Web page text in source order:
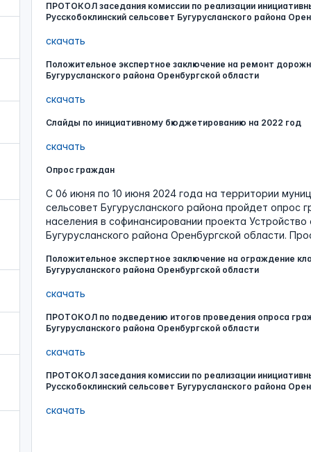
ПРОТОКОЛ заседания комиссии по реализации
Русскобоклинский сельсовет Бугурусланского района
скачать
Положительное экспертное заключение на ремонт
Бугурусланского района Оренбургской области
скачать
Слайды по инициативному бюджетированию на 2022 год
скачать
Опрос граждан
С 06 июня по 10 июня 2024 года на территории
сельсовет Бугурусланского района пройдет опрос
населения в софинансировании проекта
Бугурусланского района Оренбургской области.
Положительное экспертное заключение на ограждение
Бугурусланского района Оренбургской области
скачать
ПРОТОКОЛ по подведению итогов проведения опроса
Бугурусланского района Оренбургской области
скачать
ПРОТОКОЛ заседания комиссии по реализации
Русскобоклинский сельсовет Бугурусланского района
скачать